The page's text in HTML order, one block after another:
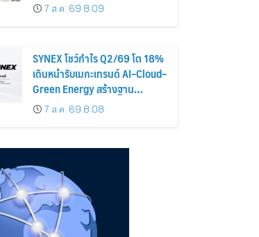
7 ส.ค. 69 8:09
SYNEX โชว์กำไร Q2/69 โต 18%
เดินหน้ารับเมกะเทรนด์ AI–Cloud–
Green Energy สร้างฐาน
Recurring Revenue เร่งเครื่อง
New Growth Engine รับการ
ระหว่างกาล 0.10 บาทต่อหุ้น
7 ส.ค. 69 8:08